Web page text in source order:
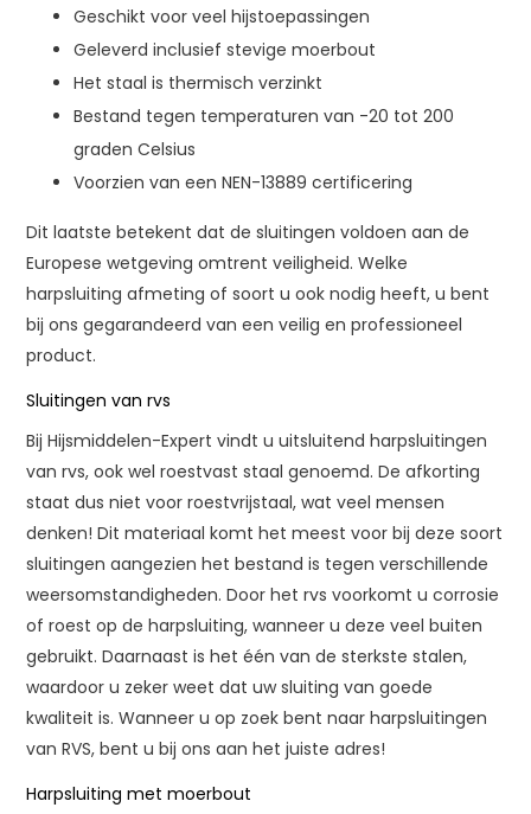
Geschikt voor veel hijstoepassingen
Geleverd inclusief stevige moerbout
Het staal is thermisch verzinkt
Bestand tegen temperaturen van -20 tot 200
graden Celsius
Voorzien van een NEN-13889 certificering
Dit laatste betekent dat de sluitingen voldoen aan de
Europese wetgeving omtrent veiligheid. Welke
harpsluiting afmeting of soort u ook nodig heeft, u bent
bij ons gegarandeerd van een veilig en professioneel
product.
Sluitingen van rvs
Bij Hijsmiddelen-Expert vindt u uitsluitend harpsluitingen
van rvs, ook wel roestvast staal genoemd. De afkorting
staat dus niet voor roestvrijstaal, wat veel mensen
denken! Dit materiaal komt het meest voor bij deze soort
sluitingen aangezien het bestand is tegen verschillende
weersomstandigheden. Door het rvs voorkomt u corrosie
of roest op de harpsluiting, wanneer u deze veel buiten
gebruikt. Daarnaast is het één van de sterkste stalen,
waardoor u zeker weet dat uw sluiting van goede
kwaliteit is. Wanneer u op zoek bent naar harpsluitingen
van RVS, bent u bij ons aan het juiste adres!
Harpsluiting met moerbout